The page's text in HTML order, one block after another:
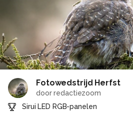
Fotowedstrijd Herfst
doorredactiezoom
Sirui LED RGB-panelen